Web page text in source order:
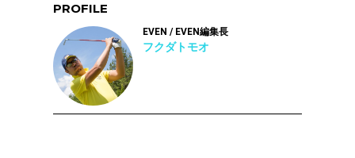
PROFILE
EVEN / EVEN編集長
フクダトモオ